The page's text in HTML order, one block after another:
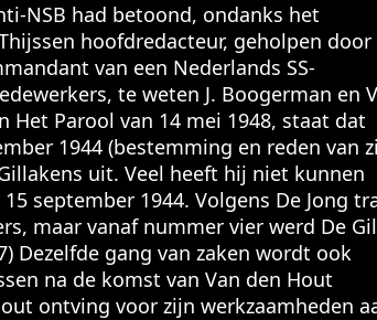
NSB had betoond, ondanks het
hoofdredacteur, geholpen door
van een Nederlands SS-
te weten J. Boogerman en
Het Parool van 14 mei 1948, staat dat
1944 (bestemming en reden van
uit. Veel heeft hij niet kunnen
september 1944. Volgens De Jong
maar vanaf nummer vier werd De Gil
Dezelfde gang van zaken wordt ook
na de komst van Van den Hout
ontving voor zijn werkzaamheden